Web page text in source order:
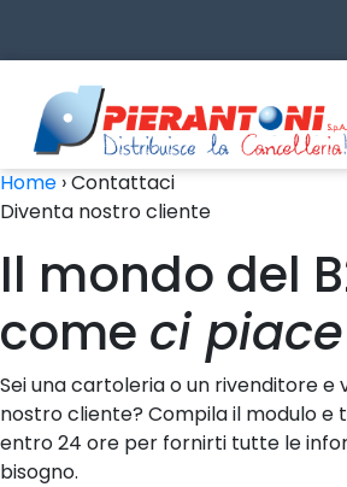
Contattaci -
Home ›Contattaci
Diventa nostro cliente
Il mondo del
come ci piace
Sei una cartoleria o un rivenditore e
nostro cliente? Compila il modulo
entro 24 ore per fornirti tutte le
bisogno.